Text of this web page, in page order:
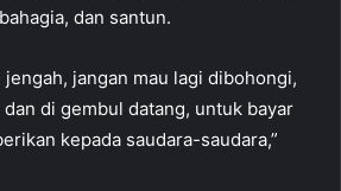
dan santun.
jengah, jangan mau lagi dibohongi,
di gembul datang, untuk bayar
kepada saudara-saudara,”